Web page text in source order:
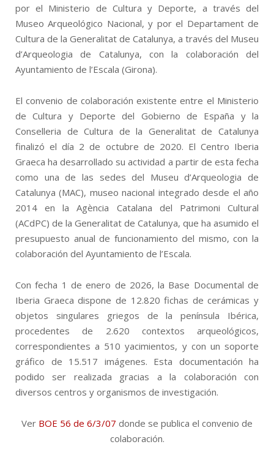
por el Ministerio de Cultura y Deporte, a través del
Museo Arqueológico Nacional, y por el Departament de
Cultura de la Generalitat de Catalunya, a través del Museu
d’Arqueologia de Catalunya, con la colaboración del
Ayuntamiento de l’Escala (Girona).
El convenio de colaboración existente entre el Ministerio
de Cultura y Deporte del Gobierno de España y la
Conselleria de Cultura de la Generalitat de Catalunya
finalizó el día 2 de octubre de 2020. El Centro Iberia
Graeca ha desarrollado su actividad a partir de esta fecha
como una de las sedes del Museu d’Arqueologia de
Catalunya (MAC), museo nacional integrado desde el año
2014 en la Agència Catalana del Patrimoni Cultural
(ACdPC) de la Generalitat de Catalunya, que ha asumido el
presupuesto anual de funcionamiento del mismo, con la
colaboración del Ayuntamiento de l’Escala.
Con fecha 1 de enero de 2026, la Base Documental de
Iberia Graeca dispone de 12.820fichas de cerámicas y
objetos singulares griegos de la península Ibérica,
procedentes de 2.620 contextos arqueológicos,
correspondientes a 510 yacimientos, y con un soporte
gráfico de 15.517 imágenes. Esta documentación ha
podido ser realizada gracias a la colaboración con
diversos centros y organismos de investigación.
Ver BOE 56 de 6/3/07 donde se publica el convenio de
colaboración.